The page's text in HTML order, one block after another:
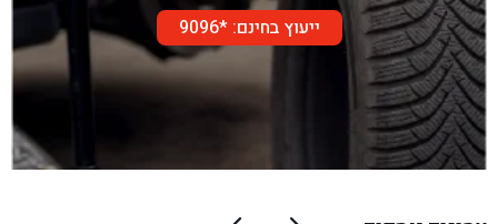
ייעוץ בחינם: *9096